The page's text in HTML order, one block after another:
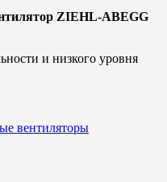
ZIEHL-ABEGG
и низкого уровня
вентиляторы